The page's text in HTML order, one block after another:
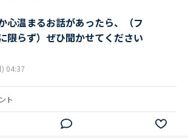
心温まるお話があったら、（フ
限らず）ぜひ聞かせてください
04:37
ト